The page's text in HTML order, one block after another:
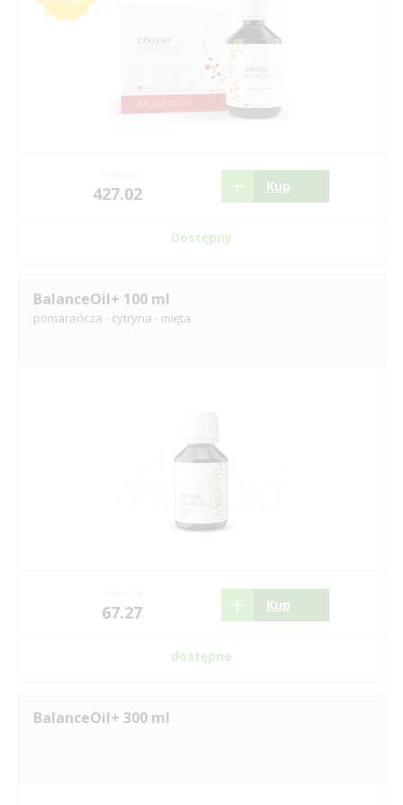
427.02 Kup
Dostępny
BalanceOil+ 100 ml
pomarańcza - cytryna - mięta
67.27 Kup
dostępne
BalanceOil+ 300 ml